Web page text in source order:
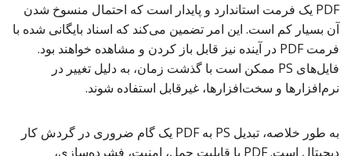
PDF یک فرمت استاندارد و پایدار است که احتمال منسوخ شدن
آن بسیار کم است. این امر تضمین می‌کند که اسناد بایگانی شده با
فرمت PDF در آینده نیز قابل باز کردن و مشاهده خواهند بود.
فایل‌های PS ممکن است با گذشت زمان، به دلیل تغییر در
نرم‌افزارها و سخت‌افزارها، غیرقابل استفاده شوند.
به طور خلاصه، تبدیل PS به PDF یک گام ضروری در گردش کار
دیجیتال است. PDF با قابلیت حمل، امنیت، فشرده‌سازی،